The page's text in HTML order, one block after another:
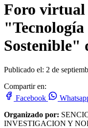
Foro
Sostenible"
Publicado el: 2 de
Compartir en:
Facebook
Organizado por:
INVESTIGACION Y